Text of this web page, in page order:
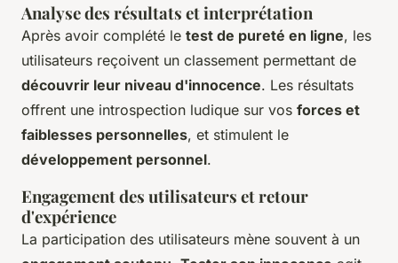
Analyse des résultats et interprétation
Après avoir complété le test de pureté en ligne, les
utilisateurs reçoivent un classement permettant de
découvrir leur niveau d'innocence. Les résultats
offrent une introspection ludique sur vos forces et
faiblesses personnelles, et stimulent le
développement personnel.
Engagement des utilisateurs et retour
d'expérience
La participation des utilisateurs mène souvent à un